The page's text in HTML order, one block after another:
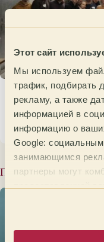
Этот сайт
Мы используем
трафик, подбирать
рекламу, а также
информацией в
информацию о
Google:
занимающимся
партнеры могут
Германия
Open de Cata
17 марта 2026
Похожие сообщения